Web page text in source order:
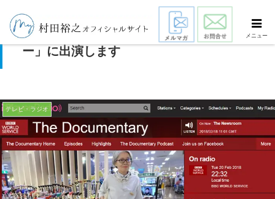
英国BBCラジオの番組「ドキュメンタリ
ー」に出演します
テレビ・ラジオ
メニュー